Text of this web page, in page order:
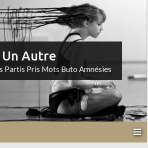
Un Autre
Partis Pris Mots Buto Amnésies